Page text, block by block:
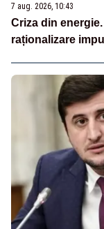
7 aug. 2026, 10:43
Criza din
raționalizare